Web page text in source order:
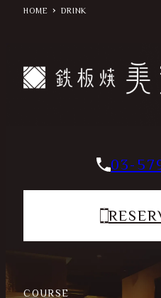
HOME DRINK
03-
COURSE